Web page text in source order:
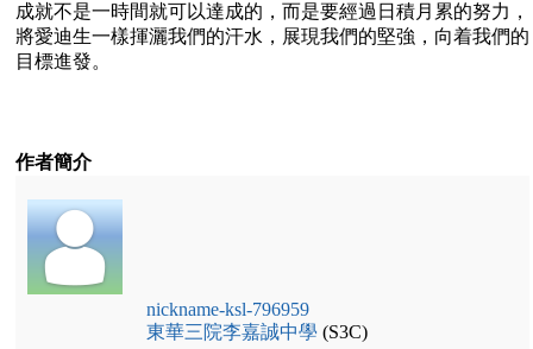
成就不是一時間就可以達成的，而是要經過日積月累的努力，
將愛迪生一樣揮灑我們的汗水，展現我們的堅強，向着我們的
目標進發。
作者簡介
nickname-ksl-796959
東華三院李嘉誠中學 (S3C)